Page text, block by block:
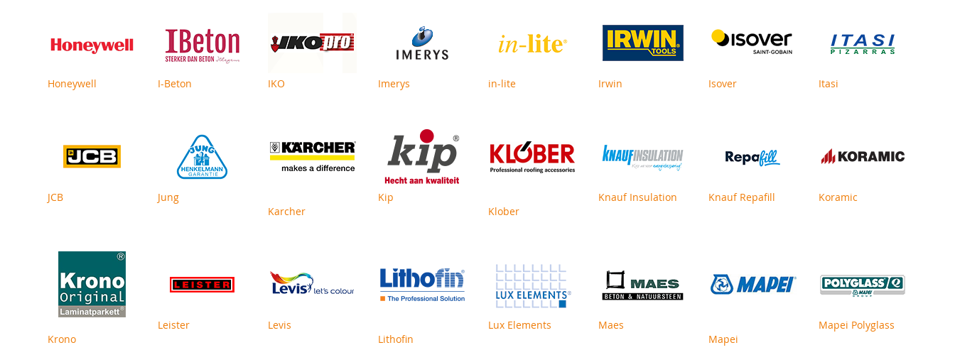
Honeywell I-Beton IKO Imerys in-lite Irwin Isover Itasi
JCB
Jung
Karcher
Kip
Klober
Knauf Insulation Knauf Repafill Koramic
Krono
Leister
Levis
Lithofin
Lux Elements
Maes
Mapei
Mapei Polyglass